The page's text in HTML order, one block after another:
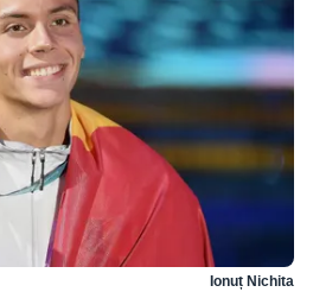
Ionuț Nichita